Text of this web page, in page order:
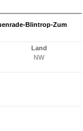
Blintrop-Zum
Land
NW